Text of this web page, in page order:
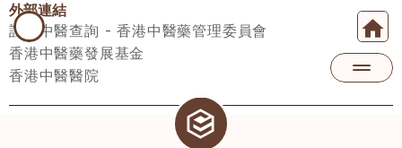
外部連結
註冊中醫查詢 - 香港中醫藥管理委員會
香港中醫藥發展基金
香港中醫醫院
醫師匯有限公司 ECWAY LIMITED Copyright 2026© All rights